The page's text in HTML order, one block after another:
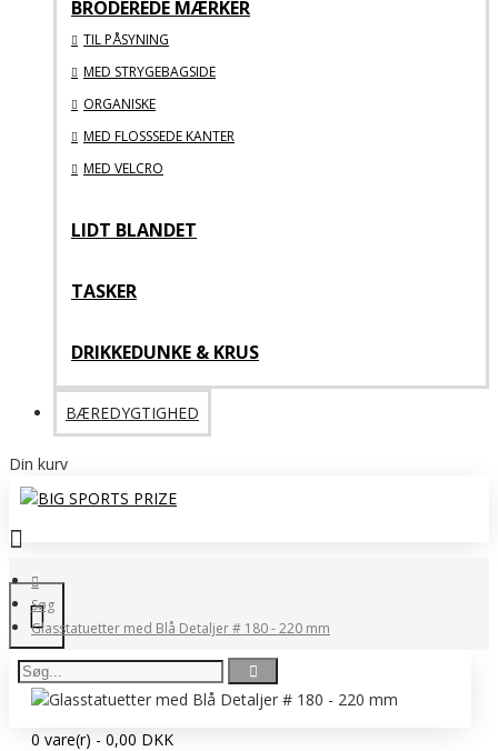
BRODEREDE MÆRKER
TIL PÅSYNING
MED STRYGEBAGSIDE
ORGANISKE
MED FLOSSSEDE KANTER
MED VELCRO
LIDT BLANDET
TASKER
DRIKKEDUNKE & KRUS
BÆREDYGTIGHED
Din kurv
0 vare(r) - 0,00 DKK
Søg
Glasstatuetter med Blå Detaljer # 180 - 220 mm